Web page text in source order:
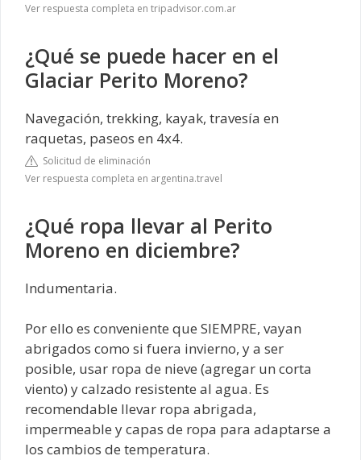
Ver respuesta completa en tripadvisor.com.ar
¿Qué se puede hacer en el
Glaciar Perito Moreno?
Navegación, trekking, kayak, travesía en
raquetas, paseos en 4x4.
Solicitud de eliminación
Ver respuesta completa en argentina.travel
¿Qué ropa llevar al Perito
Moreno en diciembre?
Indumentaria.
Por ello es conveniente que SIEMPRE, vayan
abrigados como si fuera invierno, y a ser
posible, usar ropa de nieve (agregar un corta
viento) y calzado resistente al agua. Es
recomendable llevar ropa abrigada,
impermeable y capas de ropa para adaptarse a
los cambios de temperatura.